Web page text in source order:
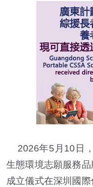
2026年5月10日，
生態環境志願服務
成立儀式在深圳國